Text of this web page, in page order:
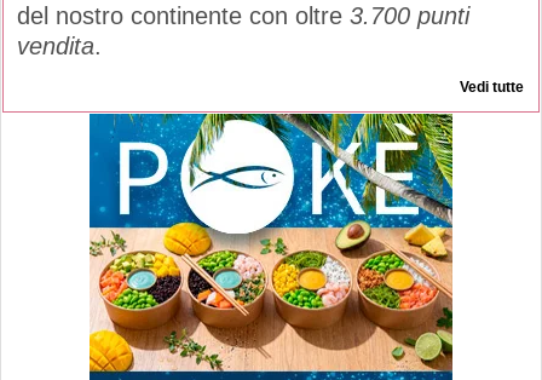
del nostro continente con oltre 3.700 punti
vendita.
Vedi tutte